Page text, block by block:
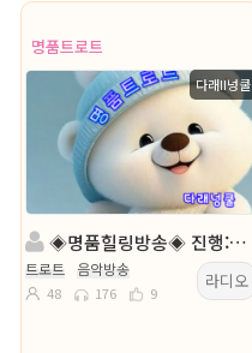
명품트로트
다래II넝쿨
◈명품힐링방송◈ 진행: 다래II넝쿨 ◈담: 누굴까여 ◈
트로트 음악방송
48 176 9
라디오